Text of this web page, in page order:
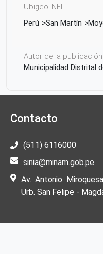
Ubigeo INEI
Perú
San Martín
Autor de la
Municipalidad Distrital
Contacto
(511) 6116000
sinia@minam.gob.pe
Av. Antonio
Urb. San Felipe -